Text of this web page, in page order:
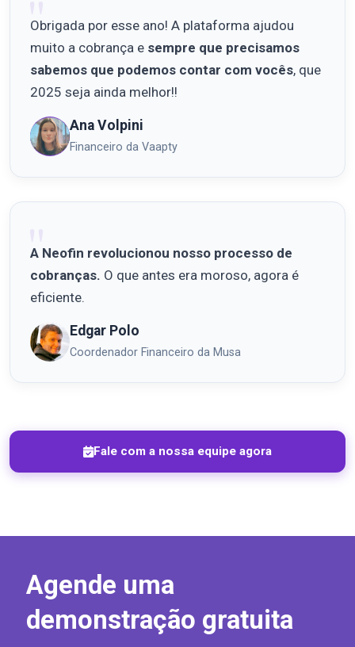
Obrigada por esse ano! A plataforma ajudou
muito a cobrança e sempre que precisamos
sabemos que podemos contar com vocês, que
2025 seja ainda melhor!!
Ana Volpini
Financeiro da Vaapty
A Neofin revolucionou nosso processo de
cobranças. O que antes era moroso, agora é
eficiente.
Edgar Polo
Coordenador Financeiro da Musa
Fale com a nossa equipe agora
Agende uma
demonstração gratuita